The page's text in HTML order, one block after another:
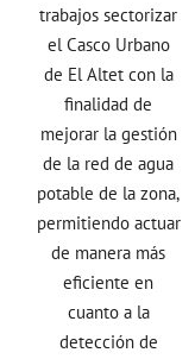
trabajos sectorizar
el Casco Urbano
de El Altet con la
finalidad de
mejorar la gestión
de la red de agua
potable de la zona,
permitiendo actuar
de manera más
eficiente en
cuanto a la
detección de